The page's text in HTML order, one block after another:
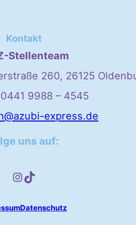
Kontakt
Stellenteam
260, 26125
9988 – 4545
express.de
uns auf:
Instagram
TikTok
Datenschutz